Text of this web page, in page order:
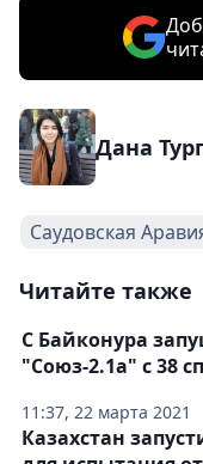
Дана
Саудовская
Читайте также
11:37, 22 марта 2021
С Байконура
"Союз-2.1а" с 38
Казахстан